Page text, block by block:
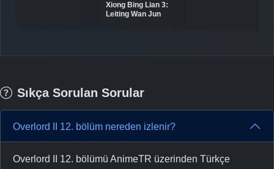
Xiong Bing Lian 3:
Leiting Wan Jun
Sıkça Sorulan Sorular
Overlord II 12. bölüm nereden izlenir?
Overlord II 12. bölümü AnimeTR üzerinden Türkçe